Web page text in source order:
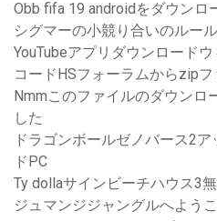
Obb fifa 19 androidをダウンロ
シグマーの小競り合いのルー
YouTubeアプリダウンロード
コードHSフォーラムからzip
Nmmこのファイルのダウンロ
した
ドラゴンボールゼノバース2
ドPC
Ty dollaサインビーチハウス3
ジュマンジジャングルへよう